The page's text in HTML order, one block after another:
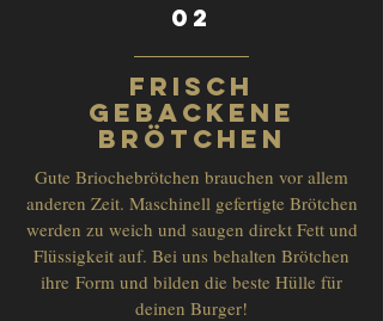
02
FRISCH
GEBACKENE
BRÖTCHEN
Gute Briochebrötchen brauchen vor allem
anderen Zeit. Maschinell gefertigte Brötchen
werden zu weich und saugen direkt Fett und
Flüssigkeit auf. Bei uns behalten Brötchen
ihre Form und bilden die beste Hülle für
deinen Burger!